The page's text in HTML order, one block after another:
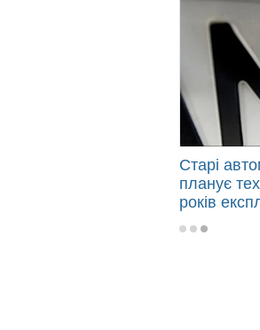
Старі
планує
років
2025-